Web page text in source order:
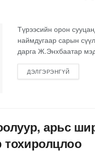
Түрээсийн орон
наймдугаар сарын
дарга Ж.Энхбаатар
ДЭЛГЭРЭНГҮЙ
арьс
тохиролцлоо